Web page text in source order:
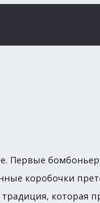
Первые
коробочки
которая